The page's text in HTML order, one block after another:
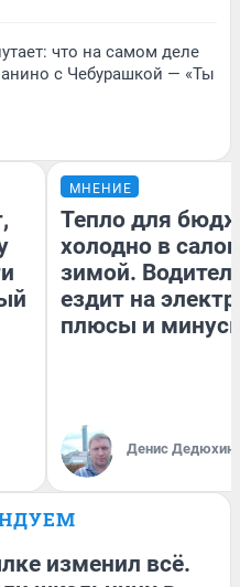
что на самом деле
с Чебурашкой — «Ты
МНЕНИЕ
Тепло для
холодно в
зимой.
ездит на
плюсы и
Денис Дедюхин
изменил всё.